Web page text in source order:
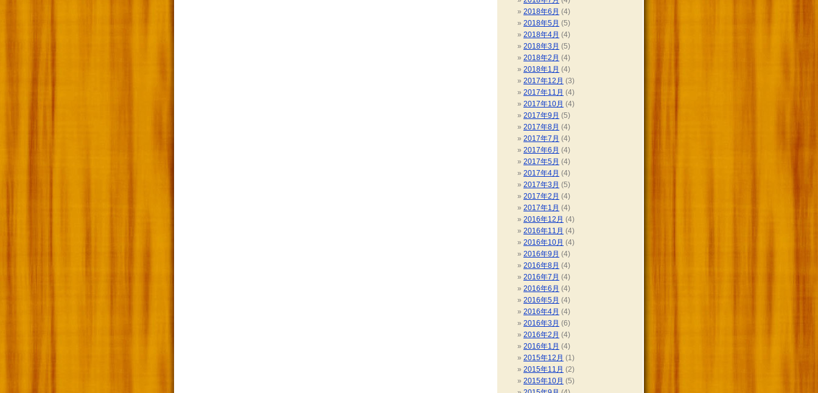
2018年6月 (4)
2018年5月 (5)
2018年4月 (4)
2018年3月 (5)
2018年2月 (4)
2018年1月 (4)
2017年12月 (3)
2017年11月 (4)
2017年10月 (4)
2017年9月 (5)
2017年8月 (4)
2017年7月 (4)
2017年6月 (4)
2017年5月 (4)
2017年4月 (4)
2017年3月 (5)
2017年2月 (4)
2017年1月 (4)
2016年12月 (4)
2016年11月 (4)
2016年10月 (4)
2016年9月 (4)
2016年8月 (4)
2016年7月 (4)
2016年6月 (4)
2016年5月 (4)
2016年4月 (4)
2016年3月 (6)
2016年2月 (4)
2016年1月 (4)
2015年12月 (1)
2015年11月 (2)
2015年10月 (5)